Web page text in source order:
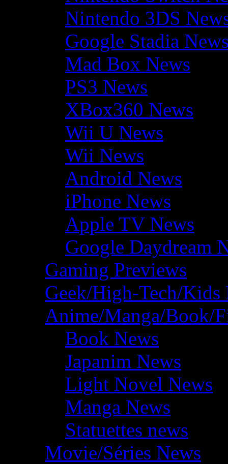
Nintendo 3DS
Google Stadia
Mad Box News
PS3 News
XBox360 News
Wii U News
Wii News
Android News
iPhone News
Apple TV News
Google Daydream
Gaming Previews
Geek/High-Tech/Kids
Anime/Manga/Book/
Book News
Japanim News
Light Novel News
Manga News
Statuettes news
Movie/Séries News